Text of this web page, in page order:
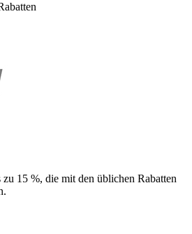
15 %, die mit den üblichen Rabatten